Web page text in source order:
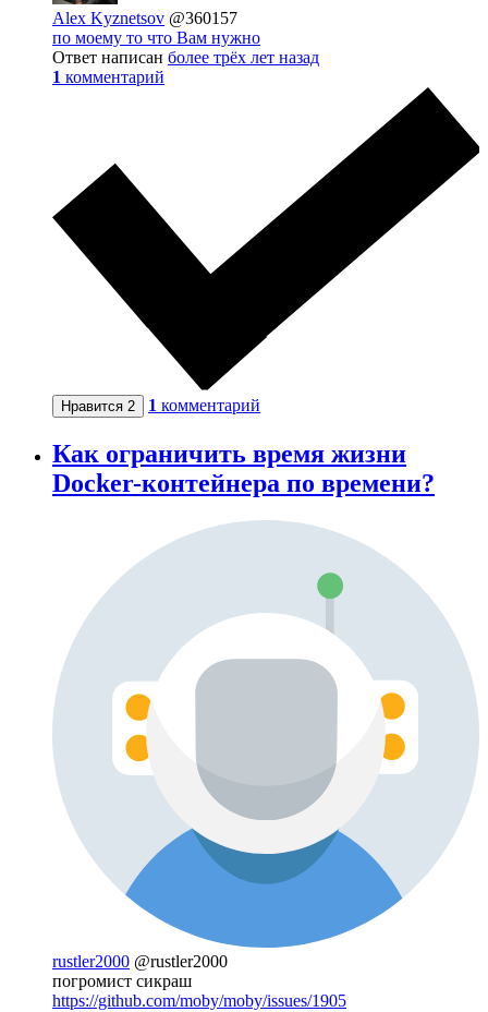
Alex Kyznetsov @360157
по моему то что Вам нужно
Ответ написан более трёх лет назад
1 комментарий
Нравится 2 1 комментарий
Как ограничить время жизни
Docker-контейнера по времени?
rustler2000 @rustler2000
погромист сикраш
https://github.com/moby/moby/issues/1905